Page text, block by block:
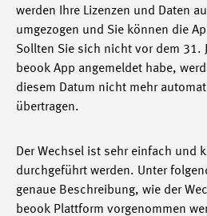
werden Ihre Lizenzen und Daten
umgezogen und Sie können die
Sollten Sie sich nicht vor dem 31.
beook App angemeldet habe,
diesem Datum nicht mehr
übertragen.
Der Wechsel ist sehr einfach und
durchgeführt werden. Unter
genaue Beschreibung, wie der
beook Plattform vorgenommen